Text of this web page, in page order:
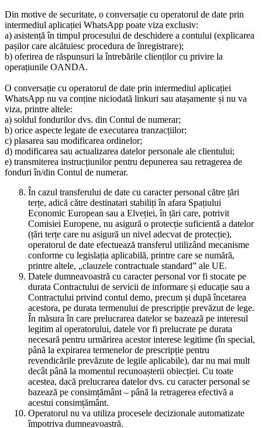
Din motive de securitate, o conversație cu operatorul de date prin
intermediul aplicației WhatsApp poate viza exclusiv:
a) asistență în timpul procesului de deschidere a contului (explicarea
pașilor care alcătuiesc procedura de înregistrare);
b) oferirea de răspunsuri la întrebările clienților cu privire la
operațiunile OANDA.
O conversație cu operatorul de date prin intermediul aplicației
WhatsApp nu va conține niciodată linkuri sau atașamente și nu va
viza, printre altele:
a) soldul fondurilor dvs. din Contul de numerar;
b) orice aspecte legate de executarea tranzacțiilor;
c) plasarea sau modificarea ordinelor;
d) modificarea sau actualizarea datelor personale ale clientului;
e) transmiterea instrucțiunilor pentru depunerea sau retragerea de
fonduri în/din Contul de numerar.
În cazul transferului de date cu caracter personal către țări
terțe, adică către destinatari stabiliți în afara Spațiului
Economic European sau a Elveției, în țări care, potrivit
Comisiei Europene, nu asigură o protecție suficientă a datelor
(țări terțe care nu asigură un nivel adecvat de protecție),
operatorul de date efectuează transferul utilizând mecanisme
conforme cu legislația aplicabilă, printre care se numără,
printre altele, „clauzele contractuale standard” ale UE.
Datele dumneavoastră cu caracter personal vor fi stocate pe
durata Contractului de servicii de informare și educație sau a
Contractului privind contul demo, precum și după încetarea
acestora, pe durata termenului de prescripție prevăzut de lege.
În măsura în care prelucrarea datelor se bazează pe interesul
legitim al operatorului, datele vor fi prelucrate pe durata
necesară pentru urmărirea acestor interese legitime (în special,
până la expirarea termenelor de prescripție pentru
revendicările prevăzute de legile aplicabile), dar nu mai mult
decât până la momentul recunoașterii obiecției. Cu toate
acestea, dacă prelucrarea datelor dvs. cu caracter personal se
bazează pe consimțământ – până la retragerea efectivă a
acestui consimțământ.
Operatorul nu va utiliza procesele decizionale automatizate
împotriva dumneavoastră.